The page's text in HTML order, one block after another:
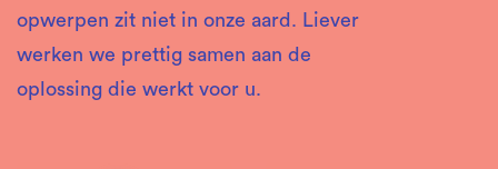
opwerpen zit niet in onze aard. Liever
werken we prettig samen aan de
oplossing die werkt voor u.